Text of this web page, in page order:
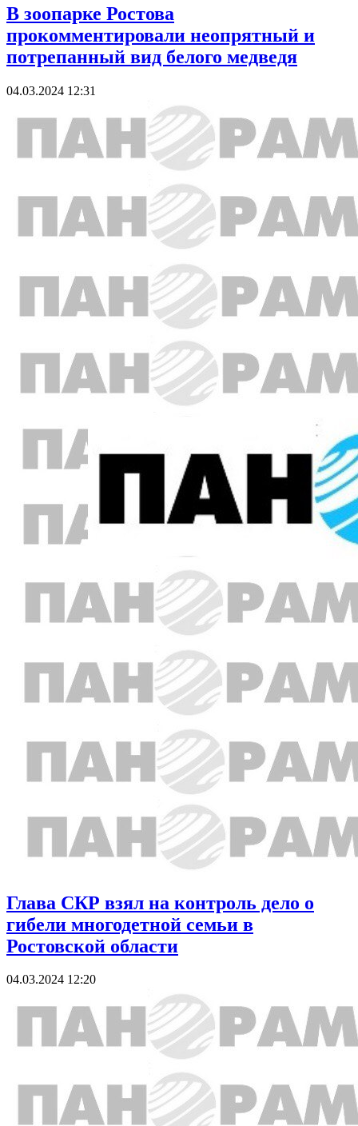
В зоопарке Ростова
прокомментировали неопрятный и
потрепанный вид белого медведя
04.03.2024 12:31
Глава СКР взял на контроль дело о
гибели многодетной семьи в
Ростовской области
04.03.2024 12:20